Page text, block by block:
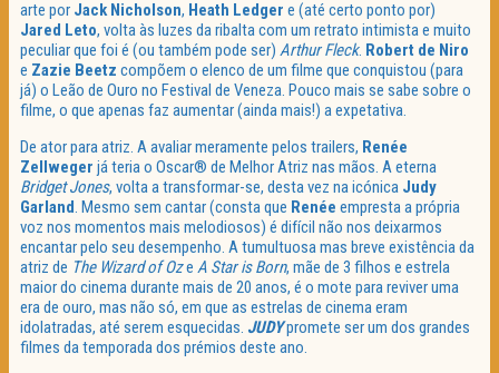
arte por Jack Nicholson, Heath Ledger e (até certo ponto por)
Jared Leto, volta às luzes da ribalta com um retrato intimista e muito
peculiar que foi é (ou também pode ser) Arthur Fleck. Robert de Niro
e Zazie Beetz compõem o elenco de um filme que conquistou (para
já) o Leão de Ouro no Festival de Veneza. Pouco mais se sabe sobre o
filme, o que apenas faz aumentar (ainda mais!) a expetativa.
De ator para atriz. A avaliar meramente pelos trailers, Renée
Zellweger já teria o Oscar® de Melhor Atriz nas mãos. A eterna
Bridget Jones, volta a transformar-se, desta vez na icónica Judy
Garland. Mesmo sem cantar (consta que Renée empresta a própria
voz nos momentos mais melodiosos) é difícil não nos deixarmos
encantar pelo seu desempenho. A tumultuosa mas breve existência da
atriz de The Wizard of Oze A Star is Born, mãe de 3 filhos e estrela
maior do cinema durante mais de 20 anos, é o mote para reviver uma
era de ouro, mas não só, em que as estrelas de cinema eram
idolatradas, até serem esquecidas. JUDYpromete ser um dos grandes
filmes da temporada dos prémios deste ano.